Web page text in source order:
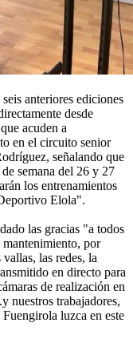
anteriores ediciones
desde
acuden a
en el circuito senior
señalando que
semana del 26 y 27
los entrenamientos
Elola".
las gracias "a todos
mantenimiento, por
las redes, la
en directo para
de realización en
nuestros trabajadores,
luzca en este